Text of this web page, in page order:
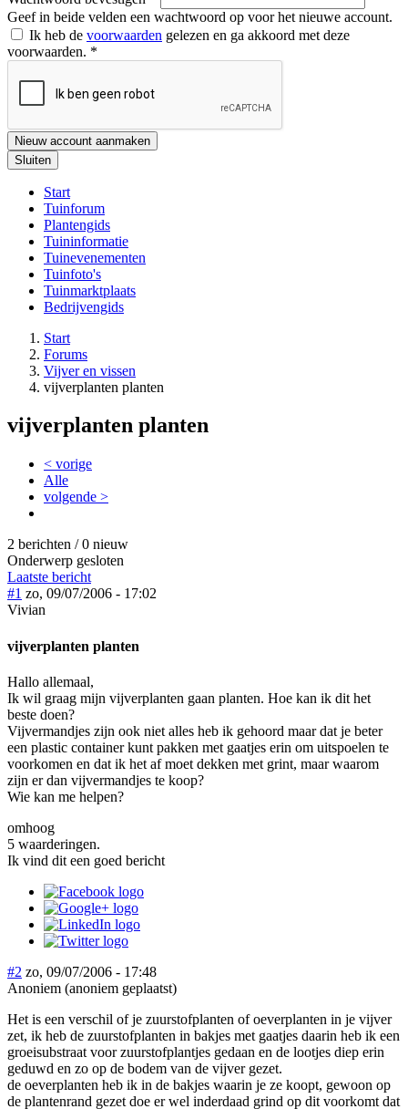
Geef in beide velden een wachtwoord op voor het nieuwe account.
Ik heb de voorwaarden gelezen en ga akkoord met deze
voorwaarden. *
Nieuw account aanmaken
Sluiten
Start
Tuinforum
Plantengids
Tuininformatie
Tuinevenementen
Tuinfoto's
Tuinmarktplaats
Bedrijvengids
Start
Forums
Vijver en vissen
vijverplanten planten
vijverplanten planten
< vorige
Alle
volgende >
2 berichten / 0 nieuw
Onderwerp gesloten
Laatste bericht
#1 zo, 09/07/2006 - 17:02
Vivian
vijverplanten planten
Hallo allemaal,
Ik wil graag mijn vijverplanten gaan planten. Hoe kan ik dit het
beste doen?
Vijvermandjes zijn ook niet alles heb ik gehoord maar dat je beter
een plastic container kunt pakken met gaatjes erin om uitspoelen te
voorkomen en dat ik het af moet dekken met grint, maar waarom
zijn er dan vijvermandjes te koop?
Wie kan me helpen?
omhoog
5 waarderingen.
Ik vind dit een goed bericht
#2 zo, 09/07/2006 - 17:48
Anoniem (anoniem geplaatst)
Het is een verschil of je zuurstofplanten of oeverplanten in je vijver
zet, ik heb de zuurstofplanten in bakjes met gaatjes daarin heb ik een
groeisubstraat voor zuurstofplantjes gedaan en de lootjes diep erin
geduwd en zo op de bodem van de vijver gezet.
de oeverplanten heb ik in de bakjes waarin je ze koopt, gewoon op
de plantenrand gezet doe er wel inderdaad grind op dit voorkomt dat